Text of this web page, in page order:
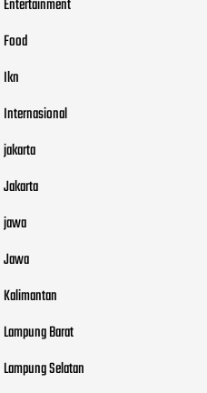
Entertainment
Food
Ikn
Internasional
jakarta
Jakarta
jawa
Jawa
Kalimantan
Lampung Barat
Lampung Selatan